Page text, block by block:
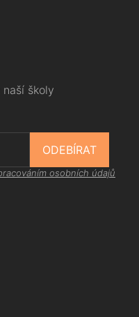
školy
ODEBÍRAT
osobních údajů